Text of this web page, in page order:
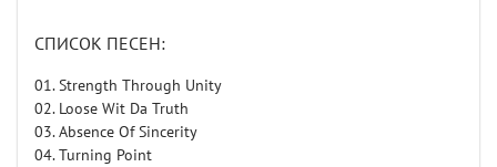
СПИСОК ПЕСЕН:
01. Strength Through Unity
02. Loose Wit Da Truth
03. Absence Of Sincerity
04. Turning Point